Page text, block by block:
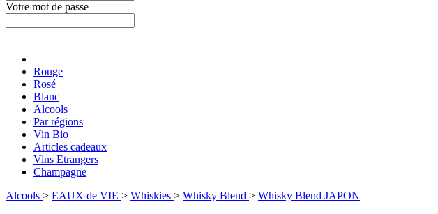
Votre mot de passe
Rouge
Rosé
Blanc
Alcools
Par régions
Vin Bio
Articles cadeaux
Vins Etrangers
Champagne
Alcools > EAUX de VIE > Whiskies > Whisky Blend > Whisky Blend JAPON